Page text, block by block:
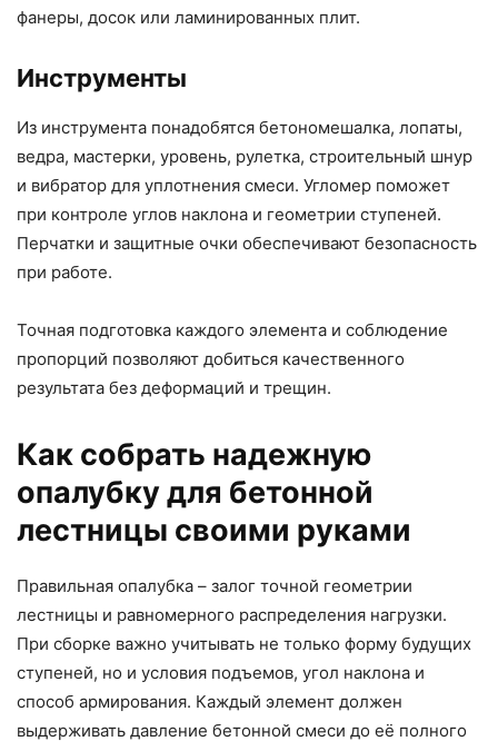
фанеры, досок или ламинированных плит.
Инструменты
Из инструмента понадобятся бетономешалка, лопаты,
ведра, мастерки, уровень, рулетка, строительный шнур
и вибратор для уплотнения смеси. Угломер поможет
при контроле углов наклона и геометрии ступеней.
Перчатки и защитные очки обеспечивают безопасность
при работе.
Точная подготовка каждого элемента и соблюдение
пропорций позволяют добиться качественного
результата без деформаций и трещин.
Как собрать надежную
опалубку для бетонной
лестницы своими руками
Правильная опалубка – залог точной геометрии
лестницы и равномерного распределения нагрузки.
При сборке важно учитывать не только форму будущих
ступеней, но и условия подъемов, угол наклона и
способ армирования. Каждый элемент должен
выдерживать давление бетонной смеси до её полного